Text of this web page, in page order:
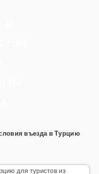
въезда в Турцию